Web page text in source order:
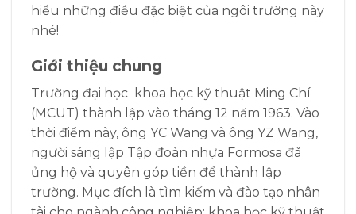
hiểu những điều đặc biệt của ngôi trường này
nhé!
Giới thiệu chung
Trường đại học khoa học kỹ thuật Ming Chí
(MCUT) thành lập vào tháng 12 năm 1963. Vào
thời điểm này, ông YC Wang và ông YZ Wang,
người sáng lập Tập đoàn nhựa Formosa đã
ủng hộ và quyên góp tiền để thành lập
trường. Mục đích là tìm kiếm và đào tạo nhân